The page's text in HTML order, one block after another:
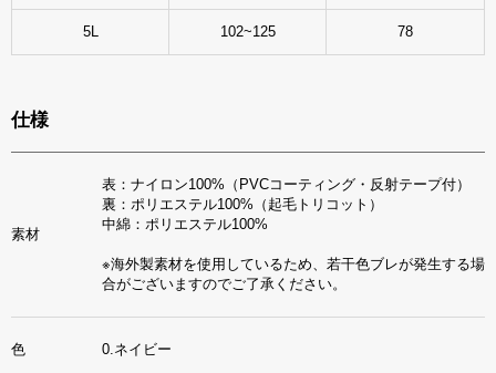
5L 102~125 78
仕様
素材
表：ナイロン100%（PVCコーティング・反射テープ付）
裏：ポリエステル100%（起毛トリコット）
中綿：ポリエステル100%
※海外製素材を使用しているため、若干色ブレが発生する場
合がございますのでご了承ください。
色 0.ネイビー